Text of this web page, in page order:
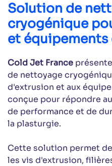
Solution de
cryogénique
et
Cold Jet France
de nettoyage
d'extrusion et aux
conçue pour répondre
de performance et de
la plasturgie.
Cette solution permet
les vis d'extrusion,